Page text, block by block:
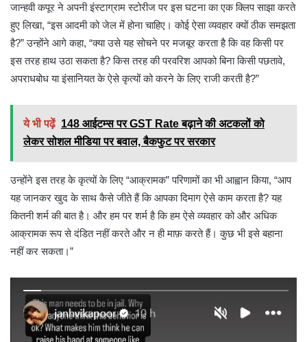
जान्हवी कपूर ने अपनी इंस्टाग्राम स्टोरीज पर इस घटना का एक क्लिप साझा करते
हुए लिखा, “इस आदमी को जेल में होना चाहिए। कोई ऐसा व्यवहार क्यों ठीक समझता
है?” उन्होंने आगे कहा, “क्या उसे यह सोचने पर मजबूर करता है कि वह किसी पर
इस तरह हाथ उठा सकता है? किस तरह की परवरिश आपको बिना किसी पछतावे,
अपराधबोध या इंसानियत के ऐसे कृत्यों को करने के लिए राजी करती है?”
ये भी पढ़ें 148 आईटम्स पर GST Rate बढ़ाने की अटकलों को
लेकर सोशल मीडिया पर बवाल, बैकफुट पर सरकार
उन्होंने इस तरह के कृत्यों के लिए “आक्रामक” परिणामों का भी आह्वान किया, “आप
यह जानकर खुद के साथ कैसे जीते हैं कि आपका दिमाग ऐसे काम करता है? यह
कितनी शर्म की बात है। और हम पर शर्म है कि हम ऐसे व्यवहार को और अधिक
आक्रामक रूप से दंडित नहीं करते और न ही माफ़ करते हैं। कुछ भी इसे बहाना
नहीं कर सकता।”